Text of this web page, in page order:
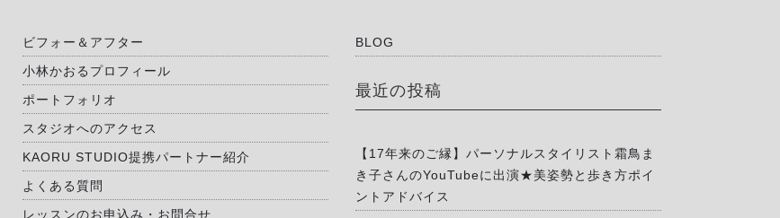
ビフォー＆アフター
小林かおるプロフィール
ポートフォリオ
スタジオへのアクセス
KAORU STUDIO提携パートナー紹介
よくある質問
レッスンのお申込み・お問合せ
BLOG
最近の投稿
【17年来のご縁】パーソナルスタイリスト霜鳥ま
き子さんのYouTubeに出演★美姿勢と歩き方ポイ
ントアドバイス